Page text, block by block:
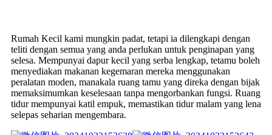
Rumah Kecil kami mungkin padat, tetapi ia dilengkapi dengan
teliti dengan semua yang anda perlukan untuk penginapan yang
selesa. Mempunyai dapur kecil yang serba lengkap, tetamu boleh
menyediakan makanan kegemaran mereka menggunakan
peralatan moden, manakala ruang tamu yang direka dengan bijak
memaksimumkan keselesaan tanpa mengorbankan fungsi. Ruang
tidur mempunyai katil empuk, memastikan tidur malam yang lena
selepas seharian mengembara.